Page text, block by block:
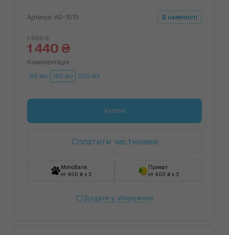
Артикул: AS-1010 В наявності
1 600 ₴
1 440 ₴
Комплектація
90 мл
180 мл 200 мл
Купити
Сплатити частинами
MonoBank
от 400 ₴ x 3
Приват
от 400 ₴ x 3
Додати у збережене